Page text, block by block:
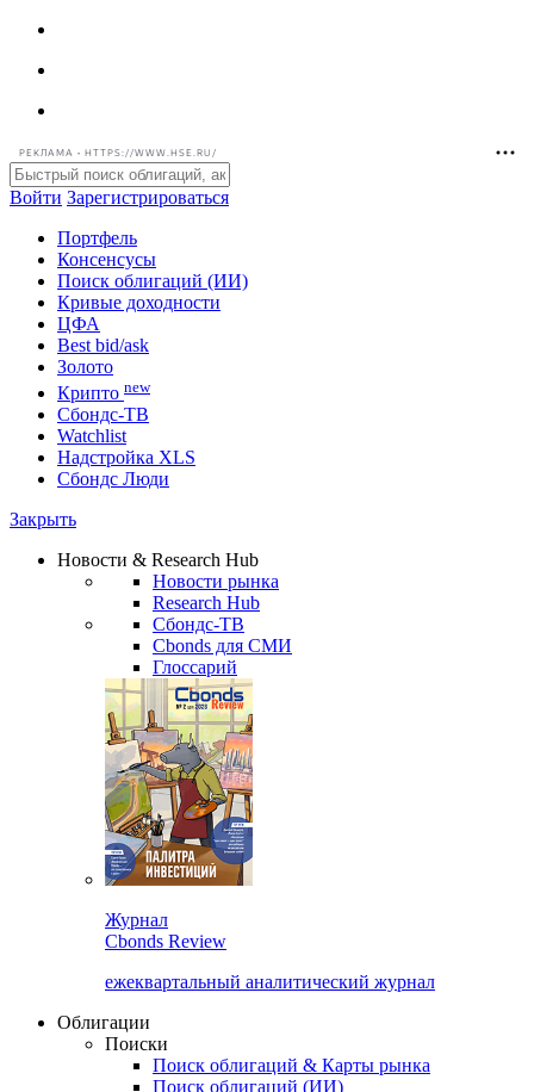
РЕКЛАМА • HTTPS://WWW.HSE.RU/
Войти Зарегистрироваться
Портфель
Консенсусы
Поиск облигаций (ИИ)
Кривые доходности
ЦФА
Best bid/ask
Золото
Крипто new
Watchlist
Сбондс Люди
Новости & Research Hub
Новости рынка
Research Hub
Сбондс-ТВ
Cbonds для СМИ
Глоссарий
Cbonds Review
ежеквартальный аналитический журнал